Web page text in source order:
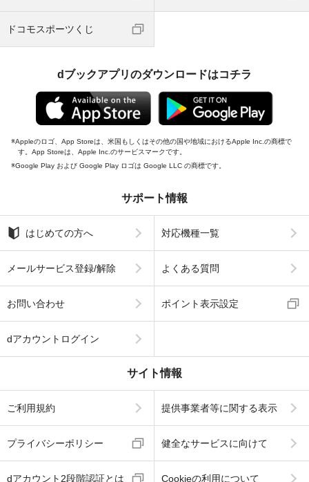
ドコモスポーツくじ
dブックアプリのダウンロードはコチラ
Appleのロゴ、App Storeは、米国もしくはその他の国や地域におけるApple Inc.の商標で
す。App Storeは、Apple Inc.のサービスマークです。
Google Play および Google Play ロゴは Google LLC の商標です。
サポート情報
はじめての方へ 対応機種一覧
メールサービス登録/解除 よくある質問
お問い合わせ ポイント表示設定
dアカウントログイン
サイト情報
ご利用規約 提供事業者等に関する表示
プライバシーポリシー 健全なサービスに向けて
dアカウント2段階認証とは Cookieの利用について